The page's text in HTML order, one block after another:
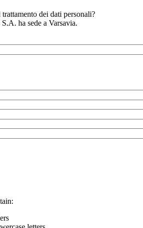
dei dati personali?
ha sede a Varsavia.